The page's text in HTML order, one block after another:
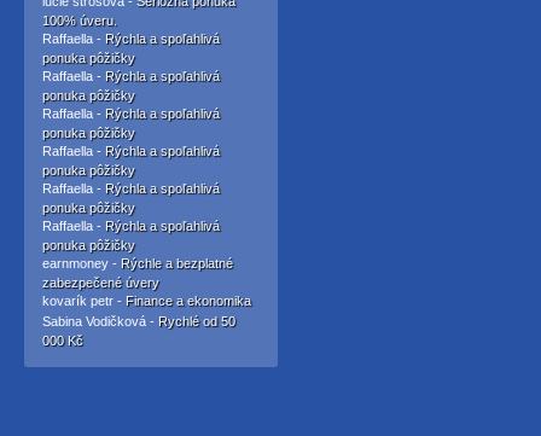
100% úveru.
Raffaella - Rýchla a spoľahlivá
ponuka pôžičky
Raffaella - Rýchla a spoľahlivá
ponuka pôžičky
Raffaella - Rýchla a spoľahlivá
ponuka pôžičky
Raffaella - Rýchla a spoľahlivá
ponuka pôžičky
Raffaella - Rýchla a spoľahlivá
ponuka pôžičky
Raffaella - Rýchla a spoľahlivá
ponuka pôžičky
earnmoney - Rýchle a bezplatné
zabezpečené úvery
kovarík petr - Finance a ekonomika
Sabina Vodičková - Rychlé od 50
000 Kč